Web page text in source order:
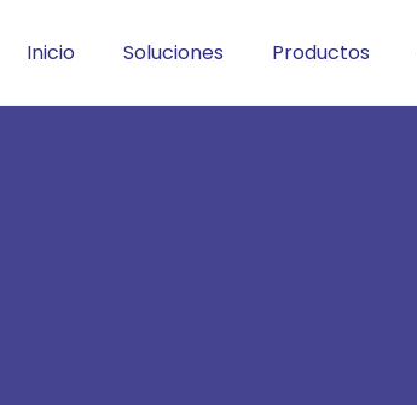
Inicio Soluciones Productos